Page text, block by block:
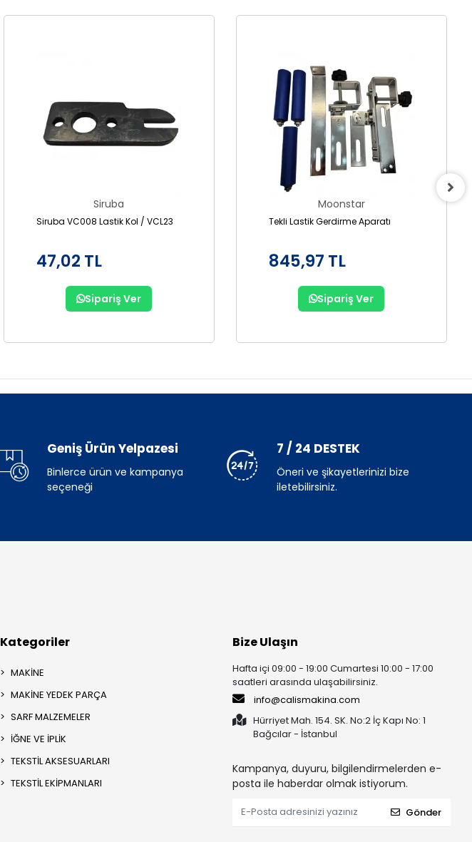
Siruba
Siruba VC008 Lastik Kol / VCL23
47,02 TL
Sipariş Ver
Moonstar
Tekli Lastik Gerdirme Aparatı
845,97 TL
Sipariş Ver
Geniş Ürün Yelpazesi
Binlerce ürün ve kampanya
seçeneği
7 / 24 DESTEK
Öneri ve şikayetlerinizi bize
iletebilirsiniz.
Kategoriler
MAKİNE
MAKİNE YEDEK PARÇA
SARF MALZEMELER
İĞNE VE İPLİK
TEKSTİL AKSESUARLARI
TEKSTİL EKİPMANLARI
Bize Ulaşın
Hafta içi 09:00 - 19:00 Cumartesi 10:00 - 17:00
saatleri arasında ulaşabilirsiniz.
info@calismakina.com
Hürriyet Mah. 154. SK. No:2 İç Kapı No: 1
Bağcılar - İstanbul
Kampanya, duyuru, bilgilendirmelerden e-
posta ile haberdar olmak istiyorum.
Gönder